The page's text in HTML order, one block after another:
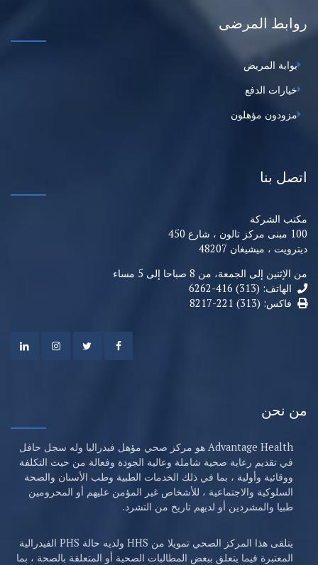
روابط المرضى
بوابة المريض
خيارات الدفع
مزودون مؤهلون
اتصل بنا
مكتب الشركة
100 مبنى مركز تالون ، شارع 450
ديترويت ، ميشيغان 48207
من الإثنين إلى الجمعة، من 8 صباحا إلى 5 مساء
الهاتف: (313) 416-6262
فاكس: (313) 221-8217
من نحن
Advantage Health هو مركز صحي مؤهل فيدراليا وله سجل حافل
في تقديم رعاية صحية شاملة وعالية الجودة وفعالة من حيث التكلفة
ووقائية وأولية ، بما في ذلك الخدمات الطبية وطب الأسنان والصحة
السلوكية والاجتماعية ، للأشخاص غير المؤمن عليهم أو المحرومين
طبيا والمشردين أو لديهم تاريخ من التشرد.
يتلقى هذا المركز الصحي تمويلا من HHS ولديه حالة PHS الفيدرالية
المعتبرة فيما يتعلق ببعض المطالبات الصحية أو المتعلقة بالصحة ، بما